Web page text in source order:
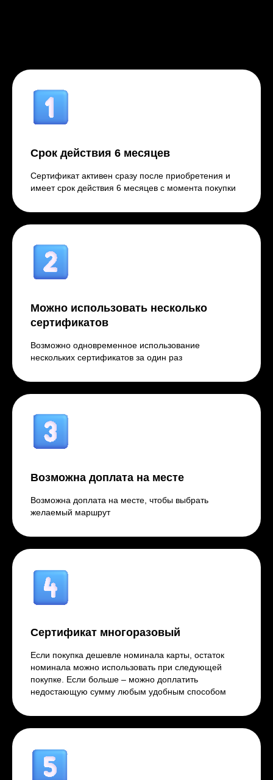
Срок действия 6 месяцев
Сертификат активен сразу после приобретения и
имеет срок действия 6 месяцев с момента покупки
Можно использовать несколько
сертификатов
Возможно одновременное использование
нескольких сертификатов за один раз
Возможна доплата на месте
Возможна доплата на месте, чтобы выбрать
желаемый маршрут
Сертификат многоразовый
Если покупка дешевле номинала карты, остаток
номинала можно использовать при следующей
покупке. Если больше – можно доплатить
недостающую сумму любым удобным способом